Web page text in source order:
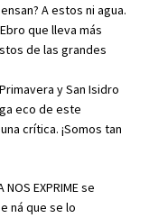
A estos ni agua.
que lleva más
de las grandes
y San Isidro
eco de este
crítica. ¡Somos tan
EXPRIME se
ná que se lo